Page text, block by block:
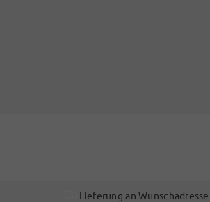
Lieferung an Wunschadresse